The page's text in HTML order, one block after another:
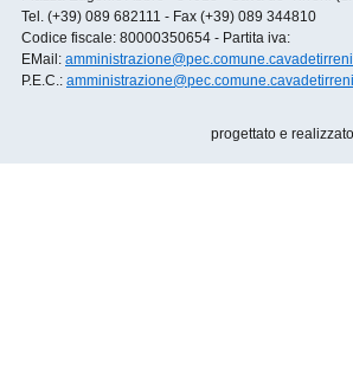
Tel. (+39) 089 682111 - Fax (+39) 089 344810
Codice fiscale: 80000350654 - Partita iva:
EMail:
P.E.C.:
progettato e